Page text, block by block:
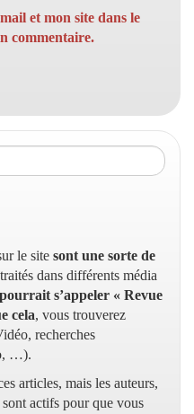
et mon site dans le
commentaire.
le site sont une sorte de
dans différents média
s’appeler « Revue
cela, vous trouverez
recherches
…).
articles, mais les auteurs,
actifs pour que vous